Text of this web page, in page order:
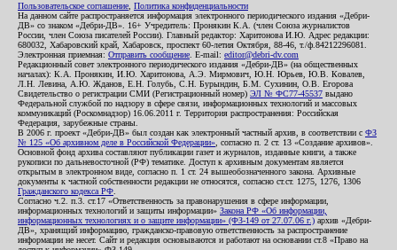
Пользовательское соглашение Политика конфиденциальности
На данном сайте распространяется информация электронного периодического издания «Дебри-
ДВ» со знаком «Дебри-ДВ». 16+ Учредитель: Пронякин К.А. (член Союза журналистов
России, член Союза писателей России). Главный редактор: Харитонова И.Ю. Адрес редакции:
680032, Хабаровский край, Хабаровск, проспект 60-летия Октября, 88-46, т./ф.84212296081.
Электронная приемная: Отправить сообщение . E-mail: editor@debri-dv.com
Редакционный совет электронного периодического издания «Дебри-ДВ» (на общественных
началах): К.А. Пронякин, И.Ю. Харитонова, А.Э. Мирмович, Ю.Н. Юрьев, Ю.В. Ковалев,
Л.Н. Левина, А.Ю. Жданов, Е.Н. Голубь, С.Н. Бурындин, Б.М. Сухинин, О.В. Егорова
Свидетельство о регистрации СМИ (Регистрационный номер) ЭЛ № ФС77-45537 выдано
Федеральной службой по надзору в сфере связи, информационных технологий и массовых
коммуникаций (Роскомнадзор) 16.06.2011 г. Территория распространения: Российская
Федерация, зарубежные страны.
В 2006 г. проект «Дебри-ДВ» был создан как электронный частный архив, в соответствии с ФЗ
№ 125 «Об архивном деле в Российской Федерации» , согласно п. 2 ст. 13 «Создание архивов».
Основной фонд архива составляют публикации газет и журналов, изданные книги, а также
рукописи по дальневосточной (РФ) тематике. Доступ к архивным документам является
открытым в электронном виде, согласно п. 1 ст. 24 вышеобозначенного закона. Архивные
документы к частной собственности редакции не относятся, согласно ст.ст. 1275, 1276, 1306
Гражданского кодекса РФ
Согласно ч.2. п.3. ст.17 «Ответственность за правонарушения в сфере информации,
информационных технологий и защиты информации» Закона РФ «Об информации,
информационных технологиях и о защите информации» (ФЗ-149 от 27.07.06 г.) архив «Дебри-
ДВ», хранящий информацию, гражданско-правовую ответственность за распространение
информации не несет. Сайт и редакция основываются и работают на основании ст.8 «Право на